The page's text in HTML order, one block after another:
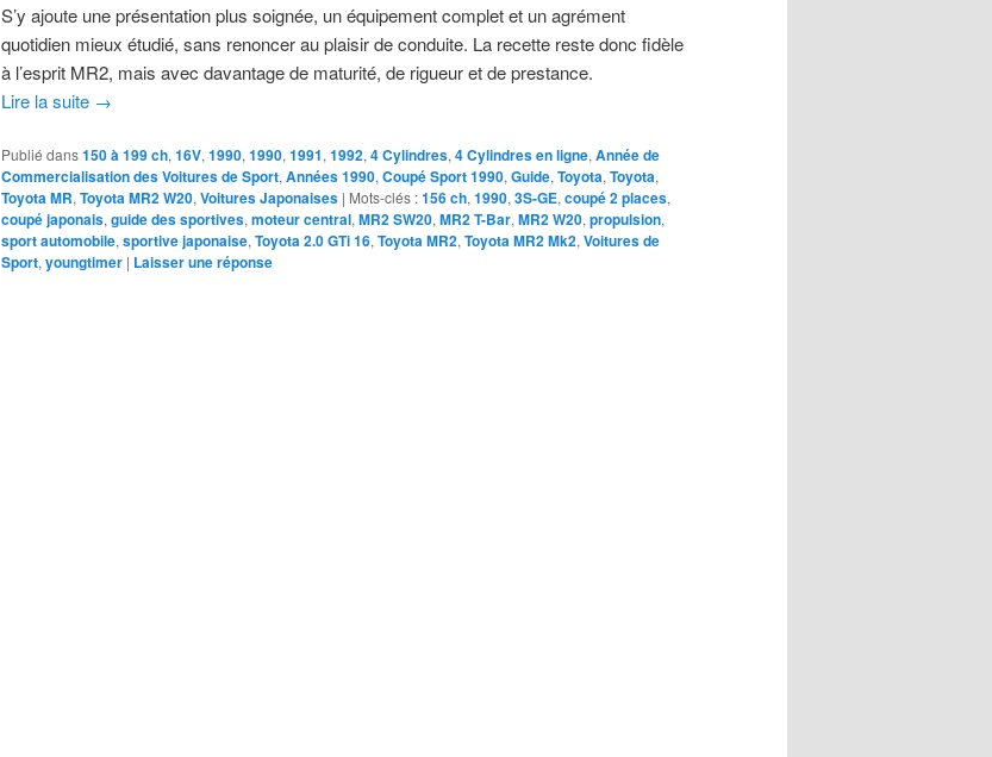
S’y ajoute une présentation plus soignée, un équipement complet et un agrément
quotidien mieux étudié, sans renoncer au plaisir de conduite. La recette reste donc fidèle
à l’esprit MR2, mais avec davantage de maturité, de rigueur et de prestance.
Lire la suite →
Publié dans150 à 199 ch, 16V, 1990, 1990, 1991, 1992, 4 Cylindres, 4 Cylindres en ligne, Année de
Commercialisation des Voitures de Sport, Années 1990, Coupé Sport 1990, Guide, Toyota, Toyota,
Toyota MR, Toyota MR2 W20, Voitures Japonaises | Mots-clés :156 ch, 1990, 3S-GE, coupé 2 places,
coupé japonais, guide des sportives, moteur central, MR2 SW20, MR2 T-Bar, MR2 W20, propulsion,
sport automobile, sportive japonaise, Toyota 2.0 GTi 16, Toyota MR2, Toyota MR2 Mk2, Voitures de
Sport, youngtimer | Laisser une réponse